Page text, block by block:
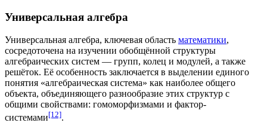
Универсальная алгебра
Универсальная алгебра, ключевая область математики,
сосредоточена на изучении обобщённой структуры
алгебраических систем — групп, колец и модулей, а также
решёток. Её особенность заключается в выделении единого
понятия «алгебраическая система» как наиболее общего
объекта, объединяющего разнообразие этих структур с
общими свойствами: гомоморфизмами и фактор-
системами[12].